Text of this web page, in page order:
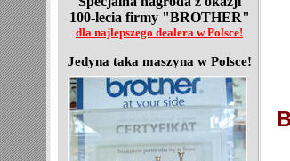
100-lecia firmy "BROTHER"
dla najlepszego dealera w Polsce!
Jedyna taka maszyna w Polsce!